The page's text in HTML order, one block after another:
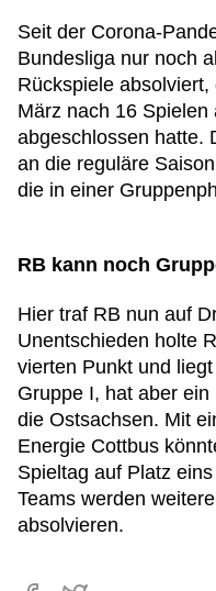
Seit der Corona-
Bundesliga nur noch
Rückspiele
März nach 16 Spielen
abgeschlossen hatte.
an die reguläre
die in einer
RB kann noch
Hier traf RB nun auf
Unentschieden holte
vierten Punkt und
Gruppe I, hat aber
die Ostsachsen. Mit
Energie Cottbus
Spieltag auf Platz
Teams werden
absolvieren.